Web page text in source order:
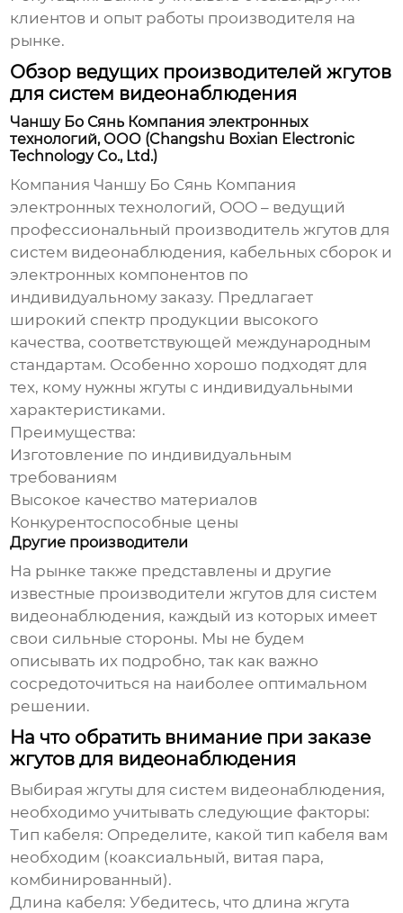
клиентов и опыт работы производителя на
рынке.
Обзор ведущих производителей жгутов
для систем видеонаблюдения
Чаншу Бо Сянь Компания электронных
технологий, ООО (Changshu Boxian Electronic
Technology Co., Ltd.)
Компания Чаншу Бо Сянь Компания
электронных технологий, ООО – ведущий
профессиональный производительжгутов для
систем видеонаблюдения, кабельных сборок и
электронных компонентов по
индивидуальному заказу. Предлагает
широкий спектр продукции высокого
качества, соответствующей международным
стандартам. Особенно хорошо подходят для
тех, кому нужны жгуты с индивидуальными
характеристиками.
Преимущества:
Изготовление по индивидуальным
требованиям
Высокое качество материалов
Конкурентоспособные цены
Другие производители
На рынке также представлены и другие
известные производителижгутов для систем
видеонаблюдения, каждый из которых имеет
свои сильные стороны. Мы не будем
описывать их подробно, так как важно
сосредоточиться на наиболее оптимальном
решении.
На что обратить внимание при заказе
жгутов для видеонаблюдения
Выбираяжгуты для систем видеонаблюдения,
необходимо учитывать следующие факторы:
Тип кабеля: Определите, какой тип кабеля вам
необходим (коаксиальный, витая пара,
комбинированный).
Длина кабеля: Убедитесь, что длина жгута